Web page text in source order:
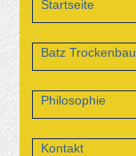
Startseite
Batz Trockenbau
Philosophie
Kontakt